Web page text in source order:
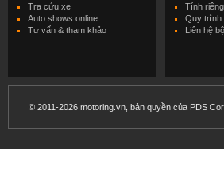
Tra cứu xe
Auto shows online
Tư vấn & tham khảo
Tính
Quy trình
Liên hệ
© 2011-2026 motoring.vn, bản quyền của PDS